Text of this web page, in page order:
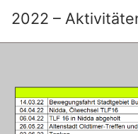
2022 –